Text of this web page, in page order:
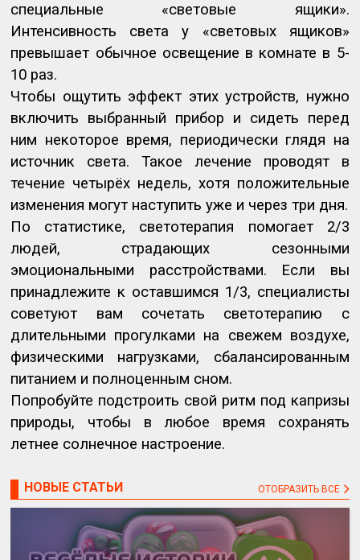
специальные «световые ящики».
Интенсивность света у «световых ящиков»
превышает обычное освещение в комнате в 5-
10 раз.
Чтобы ощутить эффект этих устройств, нужно
включить выбранный прибор и сидеть перед
ним некоторое время, периодически глядя на
источник света. Такое лечение проводят в
течение четырёх недель, хотя положительные
изменения могут наступить уже и через три дня.
По статистике, светотерапия помогает 2/3
людей, страдающих сезонными
эмоциональными расстройствами. Если вы
принадлежите к оставшимся 1/3, специалисты
советуют вам сочетать светотерапию с
длительными прогулками на свежем воздухе,
физическими нагрузками, сбалансированным
питанием и полноценным сном.
Попробуйте подстроить свой ритм под капризы
природы, чтобы в любое время сохранять
летнее солнечное настроение.
НОВЫЕ СТАТЬИ ОТОБРАЗИТЬ ВСЕ